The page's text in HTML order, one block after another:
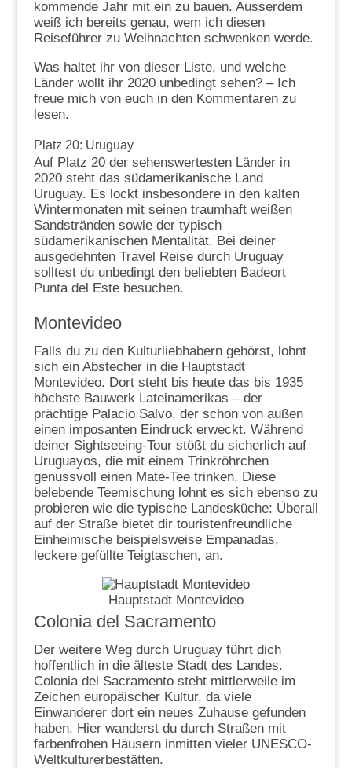
kommende Jahr mit ein zu bauen. Ausserdem
weiß ich bereits genau, wem ich diesen
Reiseführer zu Weihnachten schwenken werde.
Was haltet ihr von dieser Liste, und welche
Länder wollt ihr 2020 unbedingt sehen? – Ich
freue mich von euch in den Kommentaren zu
lesen.
Platz 20: Uruguay
Auf Platz 20 der sehenswertesten Länder in
2020 steht das südamerikanische Land
Uruguay. Es lockt insbesondere in den kalten
Wintermonaten mit seinen traumhaft weißen
Sandstränden sowie der typisch
südamerikanischen Mentalität. Bei deiner
ausgedehnten Travel Reise durch Uruguay
solltest du unbedingt den beliebten Badeort
Punta del Este besuchen.
Montevideo
Falls du zu den Kulturliebhabern gehörst, lohnt
sich ein Abstecher in die Hauptstadt
Montevideo. Dort steht bis heute das bis 1935
höchste Bauwerk Lateinamerikas – der
prächtige Palacio Salvo, der schon von außen
einen imposanten Eindruck erweckt. Während
deiner Sightseeing-Tour stößt du sicherlich auf
Uruguayos, die mit einem Trinkröhrchen
genussvoll einen Mate-Tee trinken. Diese
belebende Teemischung lohnt es sich ebenso zu
probieren wie die typische Landesküche: Überall
auf der Straße bietet dir touristenfreundliche
Einheimische beispielsweise Empanadas,
leckere gefüllte Teigtaschen, an.
Hauptstadt Montevideo
Colonia del Sacramento
Der weitere Weg durch Uruguay führt dich
hoffentlich in die älteste Stadt des Landes.
Colonia del Sacramento steht mittlerweile im
Zeichen europäischer Kultur, da viele
Einwanderer dort ein neues Zuhause gefunden
haben. Hier wanderst du durch Straßen mit
farbenfrohen Häusern inmitten vieler UNESCO-
Weltkulturerbestätten.